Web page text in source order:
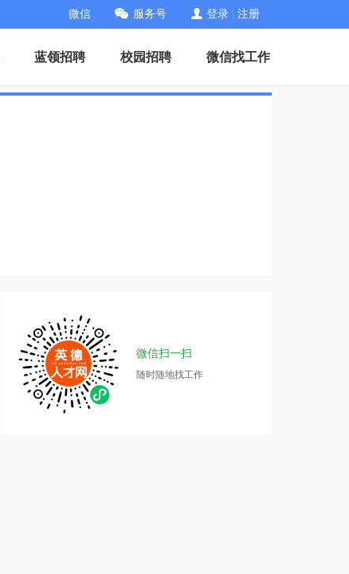
微信 服务号 登录 注册
蓝领招聘 校园招聘 微信找工作
微信扫一扫
随时随地找工作